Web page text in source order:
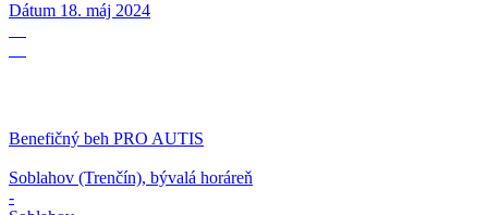
Dátum 18. máj 2024
Benefičný beh PRO AUTIS
Soblahov (Trenčín), bývalá horáreň
-